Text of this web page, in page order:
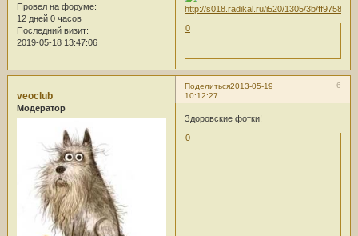
Провел на форуме:
12 дней 0 часов
Последний визит:
2019-05-18 13:47:06
0
Поделиться 6
2013-05-19
10:12:27
veoclub
Модератор
Здоровские фотки!
0